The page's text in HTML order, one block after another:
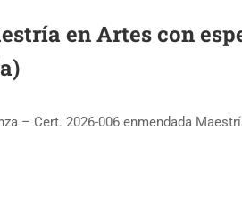
en Artes con
– Cert. 2026-006 enmendada